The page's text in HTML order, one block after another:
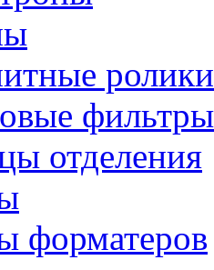
ролики
фильтры
отделения
форматеров